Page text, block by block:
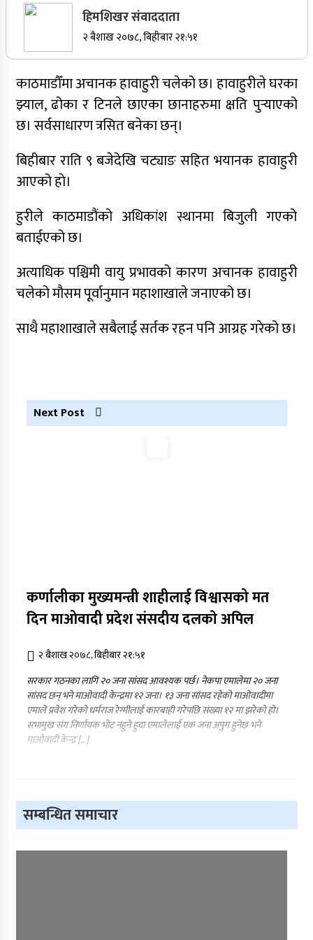
सर्वोच्चले खारेज गर्‍यो दानबहादुर बुढाको रिट,
पदमुक्तिको निर्णय कायम
नेपाली कांग्रेसका वरिष्ठ नेता गोपालमान श्रेष्ठको निधन
सुर्खेतमा जिप दुर्घटना,१५ जना घाइते
जुम्लामा चरेससहित २१ वर्षीय युवक पक्राउ
जुम्लामा बेहोस अवस्थामा फेला परेका युवाको मृत्यु
नृपध्वज निरौलाको इजलासले उक्त निर्णय खारेजको
जुम्लामा महिलामाथि जबरजस्ती करणी प्रयासको
आरोपमा एक पक्राउ
नेपाली कांग्रेस जुम्लाका कोषाध्यक्ष पाण्डेको निधन
डाेल्पाकाे जगदुल्लाबाट जुम्ला आउँदै गरेकाे जिप
हिमशिखर संवाददाता
२ बैशाख २०७८, बिहीबार २१:५१
काठमाडौँमा अचानक हावाहुरी चलेको छ। हावाहुरीले घरका
झ्याल, ढोका र टिनले छाएका छानाहरुमा क्षति पुर्‍याएको
छ। सर्वसाधारण त्रसित बनेका छन्।
बिहीबार राति ९ बजेदेखि चट्याङ सहित भयानक हावाहुरी
आएको हाे।
हुरीले काठमाडौंको अधिकांश स्थानमा बिजुली गएको
बताईएको छ।
अत्याधिक पश्चिमी वायु प्रभावको कारण अचानक हावाहुरी
चलेको मौसम पूर्वानुमान महाशाखाले जनाएको छ।
साथै महाशाखाले सबैलाई सर्तक रहन पनि आग्रह गरेको छ।
Next Post
कर्णालीका मुख्यमन्त्री शाहीलाई विश्वासको मत
दिन माओवादी प्रदेश संसदीय दलकाे अपिल
२ बैशाख २०७८, बिहीबार २१:५१
सरकार गठनका लागि २० जना सांसद आवश्यक पर्छ। नेकपा एमालेमा २० जना
सांसद छन् भने माओवादी केन्द्रमा १२ जना। १३ जना सांसद रहेको माओवादीमा
एमाले प्रवेश गरेको धर्मराज रेग्मीलाई कारबाही गरेपछि संख्या १२ मा झरेको हो।
सभामुख संग निर्णायक भाेट नहुने हुदा एमालेलाई एक जना अपुग हुनेछ भने
माओवादी केन्द्र […]
सम्बन्धित समाचार